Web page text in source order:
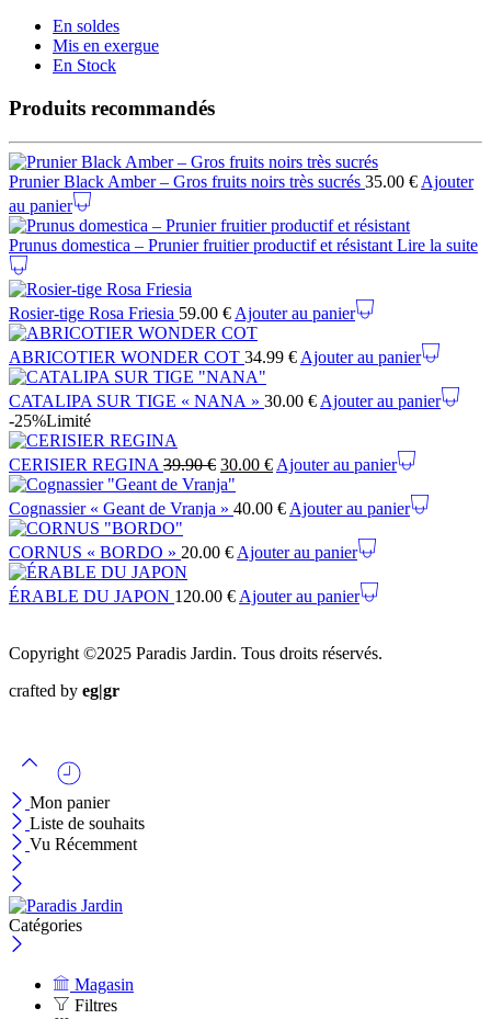
En soldes
Mis en exergue
En Stock
Produits recommandés
Prunier Black Amber – Gros fruits noirs très sucrés 35.00 € Ajouter
au panier
Prunus domestica – Prunier fruitier productif et résistant Lire la suite
Rosier-tige Rosa Friesia 59.00 € Ajouter au panier
ABRICOTIER WONDER COT 34.99 € Ajouter au panier
CATALIPA SUR TIGE « NANA » 30.00 € Ajouter au panier
-25%Limité
CERISIER REGINA 39.90€ 30.00 € Ajouter au panier
Cognassier « Geant de Vranja » 40.00 € Ajouter au panier
CORNUS « BORDO » 20.00 € Ajouter au panier
ÉRABLE DU JAPON 120.00 € Ajouter au panier
Copyright ©2025 Paradis Jardin. Tous droits réservés.
crafted by eg|gr
Mon panier
Liste de souhaits
Vu Récemment
Catégories
Magasin
Filtres